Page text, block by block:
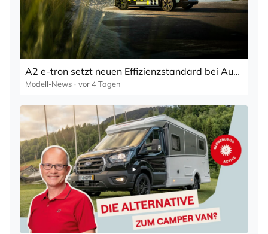
A2 e-tron setzt neuen Effizienzstandard bei Audi.
Modell-News vor 4 Tagen